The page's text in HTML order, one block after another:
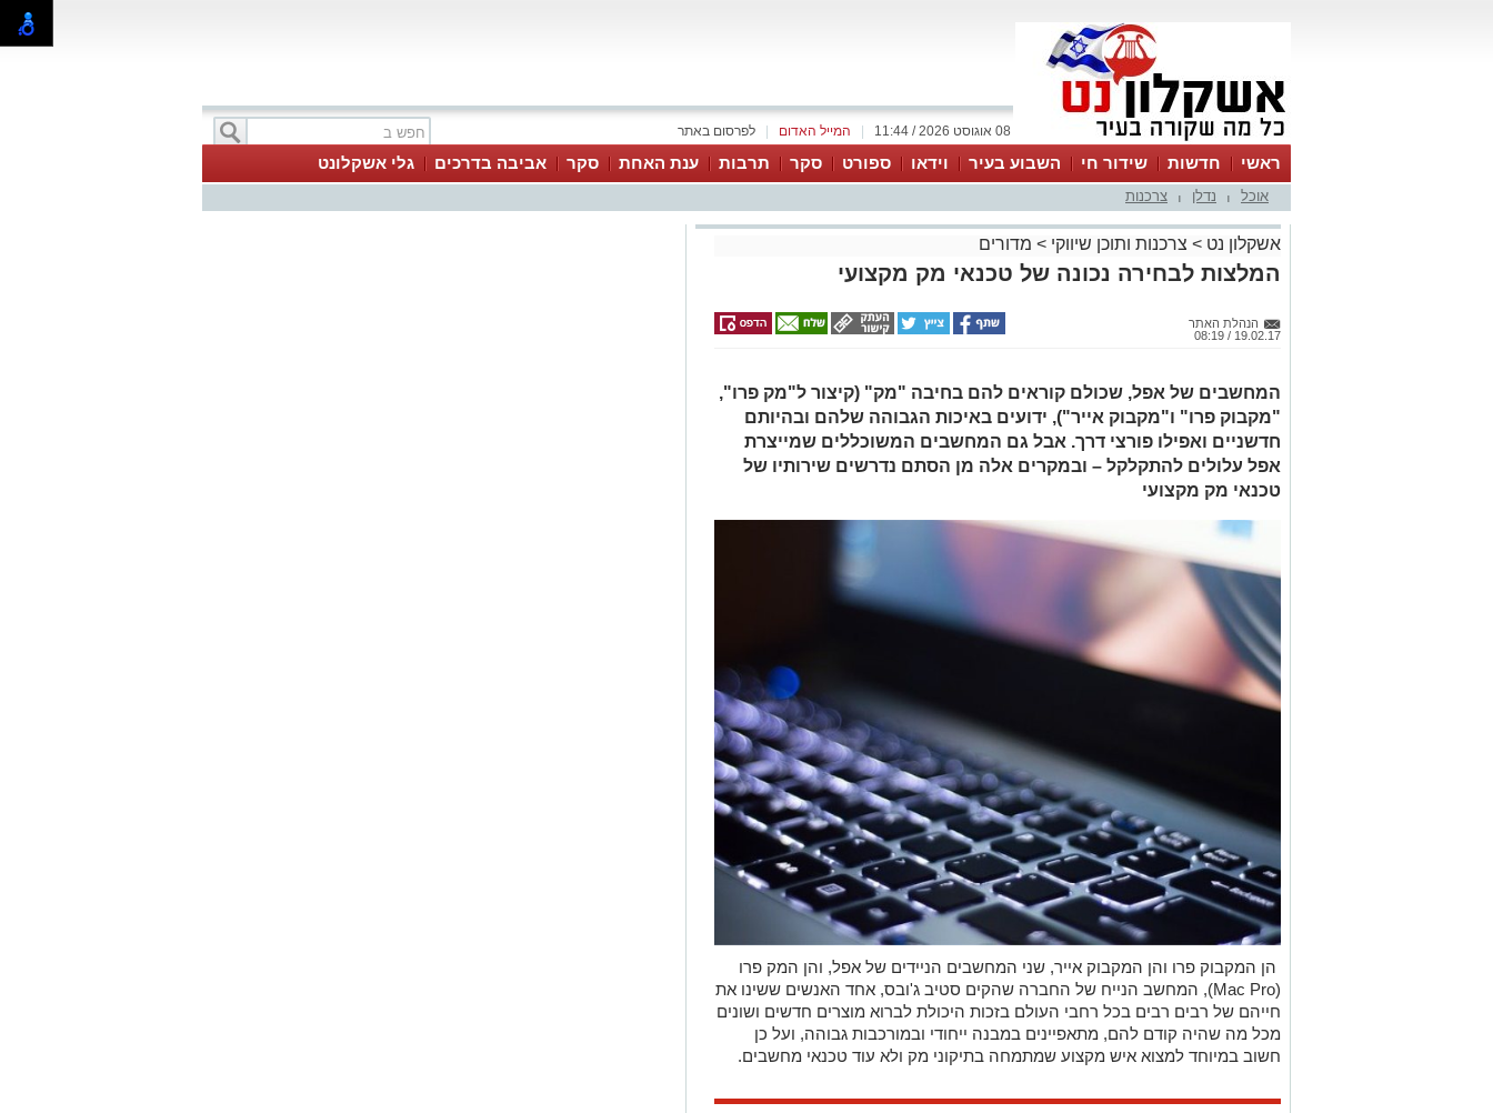
לפרסום באתר המייל האדום 08 אוגוסט 2026 / 11:44
ראשי חדשות שידור חי השבוע בעיר וידאו ספורט סקר תרבות ענת האחת סקר אביבה בדרכים גלי אשקלונט
אוכל נדלן צרכנות
אשקלון נט > צרכנות ותוכן שיווקי > מדורים
המלצות לבחירה נכונה של טכנאי מק מקצועי
הנהלת האתר
19.02.17 / 08:19
המחשבים של אפל, שכולם קוראים להם בחיבה "מק" (קיצור ל"מק פרו",
"מקבוק פרו" ו"מקבוק אייר"), ידועים באיכות הגבוהה שלהם ובהיותם
חדשניים ואפילו פורצי דרך. אבל גם המחשבים המשוכללים שמייצרת
אפל עלולים להתקלקל – ובמקרים אלה מן הסתם נדרשים שירותיו של
טכנאי מק מקצועי
הן המקבוק פרו והן המקבוק אייר, שני המחשבים הניידים של אפל, והן המק פרו
(Mac Pro), המחשב הנייח של החברה שהקים סטיב ג'ובס, אחד האנשים ששינו את
חייהם של רבים רבים בכל רחבי העולם בזכות היכולת לברוא מוצרים חדשים ושונים
מכל מה שהיה קודם להם, מתאפיינים במבנה ייחודי ובמורכבות גבוהה, ועל כן
חשוב במיוחד למצוא איש מקצוע שמתמחה בתיקוני מק ולא עוד טכנאי מחשבים.